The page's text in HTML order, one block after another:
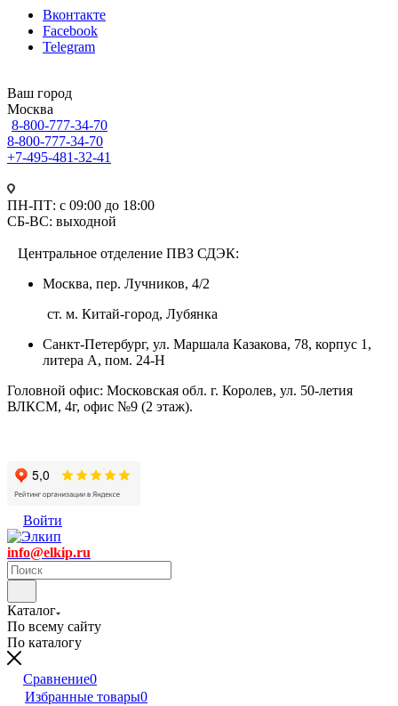
Вконтакте
Facebook
Telegram
Ваш город
Москва
8-800-777-34-70
8-800-777-34-70
+7-495-481-32-41
ПН-ПТ: с 09:00 до 18:00
СБ-ВС: выходной
Центральное отделение ПВЗ СДЭК:
Москва, пер. Лучников, 4/2
ст. м. Китай-город, Лубянка
Санкт-Петербург, ул. Маршала Казакова, 78, корпус 1,
литера А, пом. 24-Н
Головной офис: Московская обл. г. Королев, ул. 50-летия
ВЛКСМ, 4г, офис №9 (2 этаж).
Войти
info@elkip.ru
Каталог
По всему сайту
По каталогу
Сравнение0
Избранные товары0